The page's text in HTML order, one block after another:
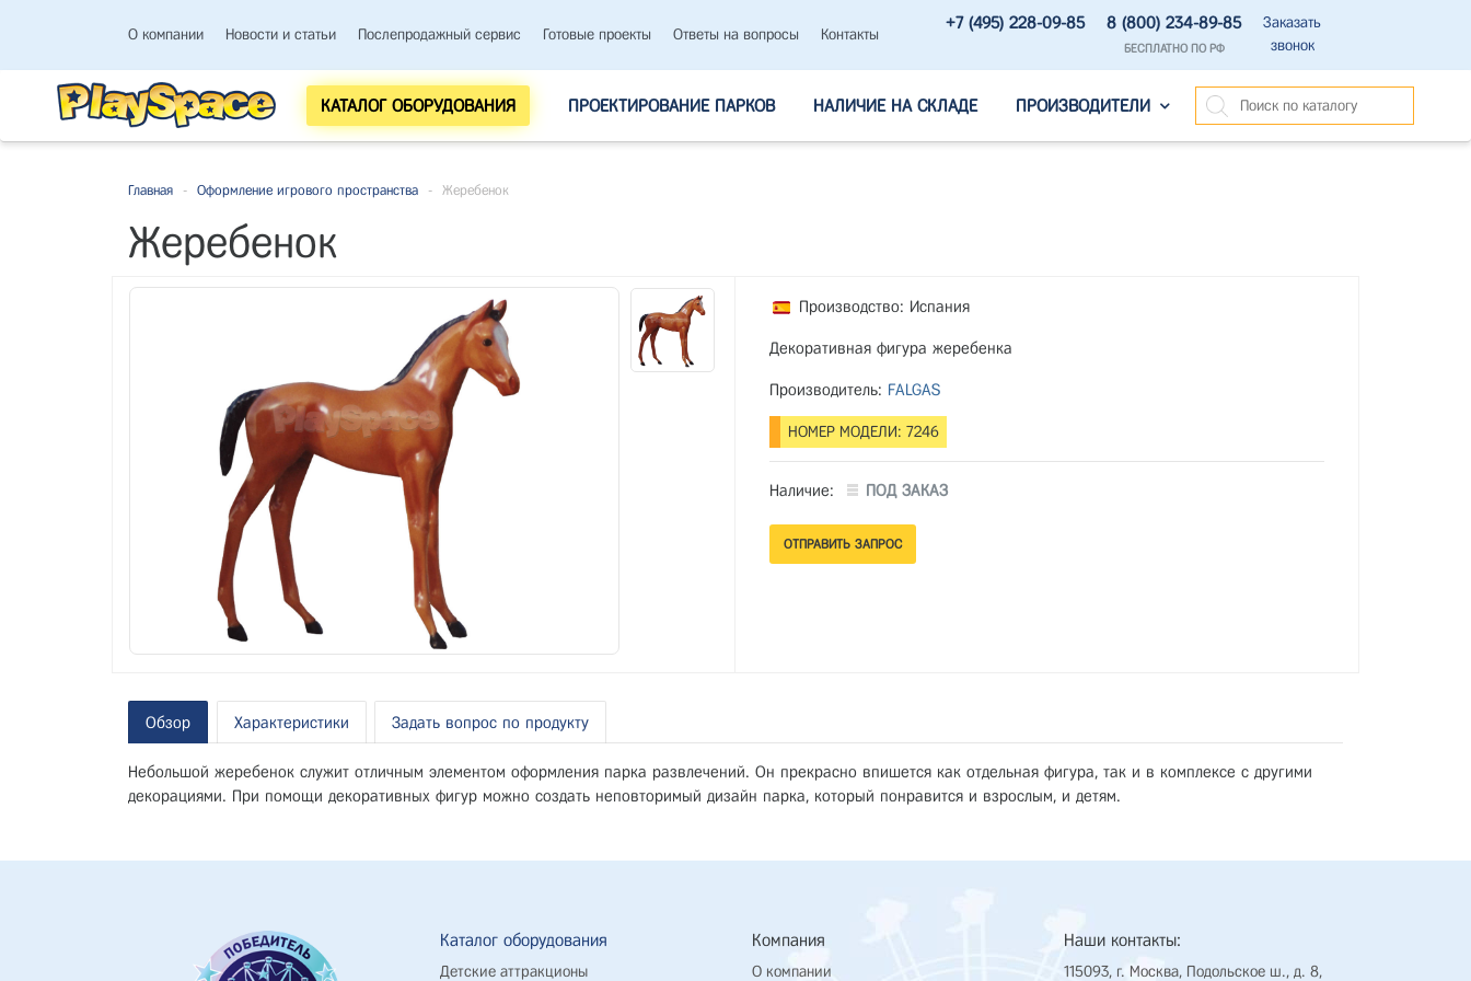
О компании Новости и статьи Послепродажный сервис Готовые проекты Ответы на вопросы Контакты
+7 (495) 228-09-85 8 (800) 234-89-85
БЕСПЛАТНО ПО РФ
Заказать
звонок
КАТАЛОГ ОБОРУДОВАНИЯ ПРОЕКТИРОВАНИЕ ПАРКОВ НАЛИЧИЕ НА СКЛАДЕ ПРОИЗВОДИТЕЛИ
Главная - Оформление игрового пространства - Жеребенок
Жеребенок
Производство: Испания
Декоративная фигура жеребенка
Производитель: FALGAS
НОМЕР МОДЕЛИ: 7246
Наличие: ПОД ЗАКАЗ
Обзор Характеристики Задать вопрос по продукту
Небольшой жеребенок служит отличным элементом оформления парка развлечений. Он прекрасно впишется как отдельная фигура, так и в комплексе с другими
декорациями. При помощи декоративных фигур можно создать неповторимый дизайн парка, который понравится и взрослым, и детям.
Каталог оборудования
Детские аттракционы
Компания
О компании
Наши контакты:
115093, г. Москва, Подольское ш., д. 8,